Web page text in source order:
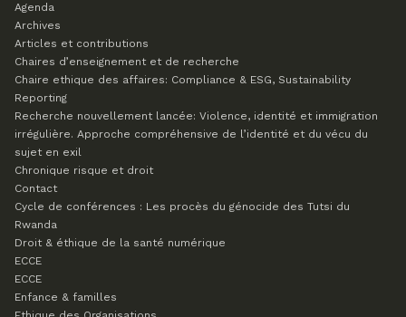
Agenda
Archives
Articles et contributions
Chaires d’enseignement et de recherche
Chaire ethique des affaires: Compliance & ESG, Sustainability
Reporting
Recherche nouvellement lancée: Violence, identité et immigration
irrégulière. Approche compréhensive de l’identité et du vécu du
sujet en exil
Chronique risque et droit
Contact
Cycle de conférences : Les procès du génocide des Tutsi du
Rwanda
Droit & éthique de la santé numérique
ECCE
ECCE
Enfance & familles